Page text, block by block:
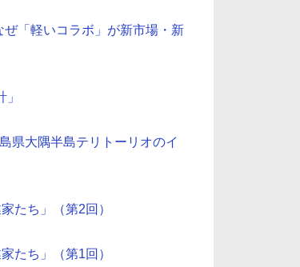
「軽いコラボ」が新市場・新
県大隅半島テリトーリオのイ
たち」（第2回）
たち」（第1回）